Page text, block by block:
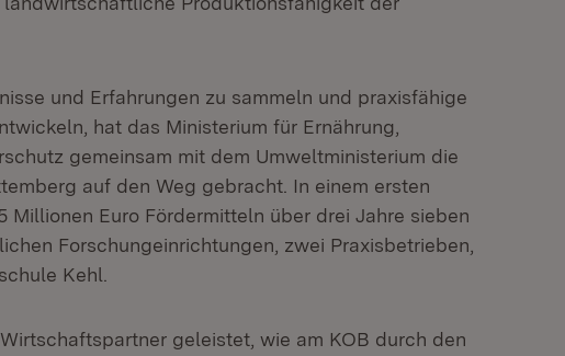
und Erfahrungen zu sammeln und praxisfähige
hat das Ministerium für Ernährung,
gemeinsam mit dem Umweltministerium die
auf den Weg gebracht. In einem ersten
Euro Fördermitteln über drei Jahre sieben
Forschungeinrichtungen, zwei Praxisbetrieben,
Kehl.
geleistet, wie am KOB durch den